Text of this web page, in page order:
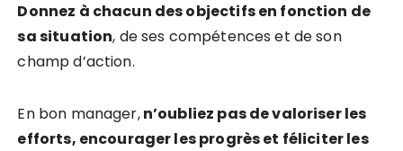
Donnez à chacun des objectifs en fonction de
sa situation, de ses compétences et de son
champ d’action.
En bon manager,n’oubliez pas de valoriser les
efforts, encourager les progrès et féliciter les